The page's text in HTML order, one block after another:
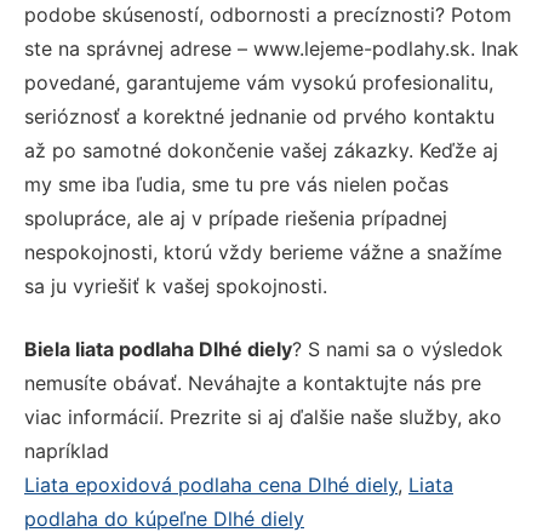
podobe skúseností, odbornosti a precíznosti? Potom
ste na správnej adrese – www.lejeme-podlahy.sk. Inak
povedané, garantujeme vám vysokú profesionalitu,
serióznosť a korektné jednanie od prvého kontaktu
až po samotné dokončenie vašej zákazky. Keďže aj
my sme iba ľudia, sme tu pre vás nielen počas
spolupráce, ale aj v prípade riešenia prípadnej
nespokojnosti, ktorú vždy berieme vážne a snažíme
sa ju vyriešiť k vašej spokojnosti.
Biela liata podlaha Dlhé diely? S nami sa o výsledok
nemusíte obávať. Neváhajte a kontaktujte nás pre
viac informácií. Prezrite si aj ďalšie naše služby, ako
napríklad
Liata epoxidová podlaha cena Dlhé diely, Liata
podlaha do kúpeľne Dlhé diely